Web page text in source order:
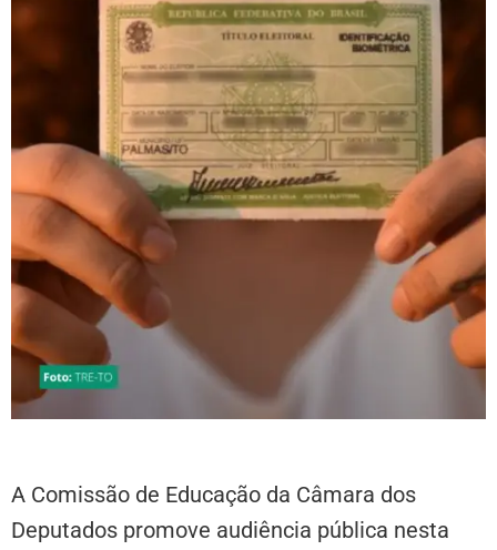
A Comissão de Educação da Câmara dos
Deputados promove audiência pública nesta